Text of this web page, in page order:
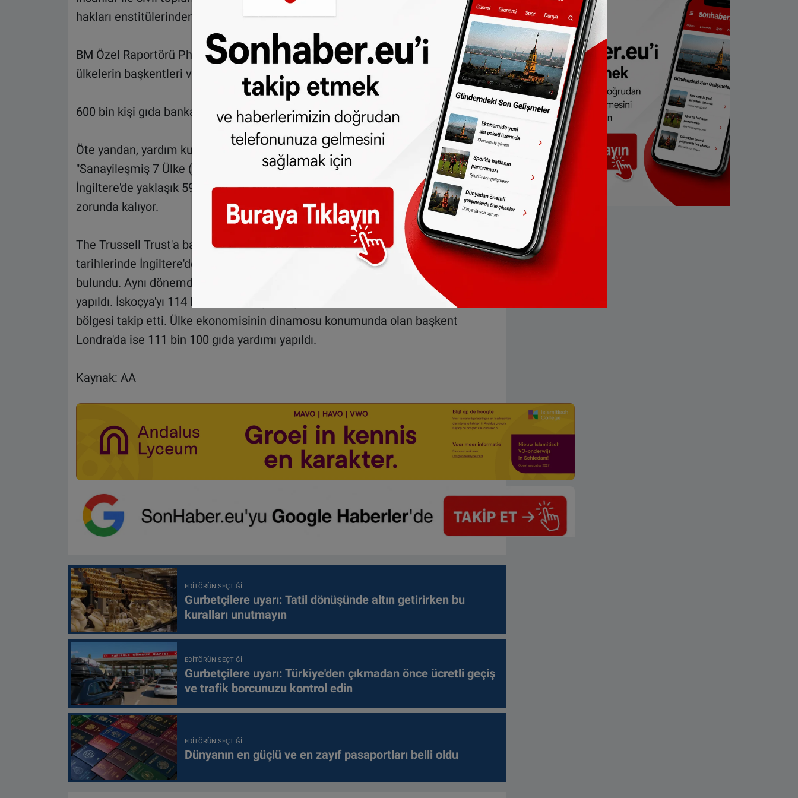
hakları enstitülerinden yaklaşık 300 şikayet aldığı belirtildi.
BM Özel Raportörü Philip Alston, İngiltere, Kuzey İrlanda, İskoçya ve Galler ile bu
ülkelerin başkentleri ve başlıca şehirlerini ziyaret edecek.
600 bin kişi gıda bankalarından besleniyor
Öte yandan, yardım kuruluşu The Trussell Trust verilerine göre, son yıllarda
"Sanayileşmiş 7 Ülke (G7)" içerisinde en hızlı büyüme oranlarını kaydeden
İngiltere'de yaklaşık 591 binin üzerinde insan gıda bankalarından beslenmek
zorunda kalıyor.
The Trussell Trust'a bağlı gıda bankaları 1 Nisan 2016 ila 31 Mart 2017
tarihlerinde İngiltere'de toplam 1 milyon 182 bin 954 kez gıda yardımında
bulundu. Aynı dönemde, en çok gıda yardımı 148 bin 865 bin ile İskoçya'da
yapıldı. İskoçya'yı 114 bin 876 ile doğu bölgesi ve 111 bin 386 ile West Midland
bölgesi takip etti. Ülke ekonomisinin dinamosu konumunda olan başkent
Londra'da ise 111 bin 100 gıda yardımı yapıldı.
Kaynak: AA
EDITÖRÜN SEÇTIĞI
Gurbetçilere uyarı: Tatil dönüşünde altın getirirken bu
kuralları unutmayın
EDITÖRÜN SEÇTIĞI
Gurbetçilere uyarı: Türkiye'den çıkmadan önce ücretli geçiş
ve trafik borcunuzu kontrol edin
EDITÖRÜN SEÇTIĞI
Dünyanın en güçlü ve en zayıf pasaportları belli oldu